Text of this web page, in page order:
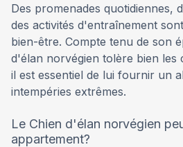
Des promenades quotidiennes,
des activités d'entraînement
bien-être. Compte tenu de son
d'élan norvégien tolère bien les
il est essentiel de lui fournir un
intempéries extrêmes.
Le Chien d'élan norvégien
appartement?